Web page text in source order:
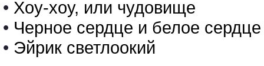
• Хоу-хоу, или чудовище
• Черное сердце и белое сердце
• Эйрик светлоокий